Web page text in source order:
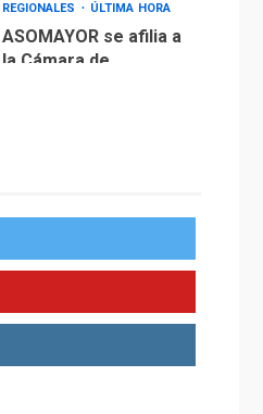
REGIONALES
ÚLTIMA HORA
ASOMAYOR se afilia a
la Cámara de
Rehabilitar tuberías
veces más
desalinizar agua en
REGIONALES ÚLTIMA HORA